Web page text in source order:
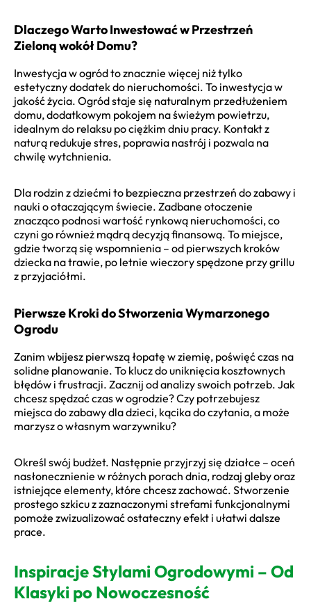
Dlaczego Warto Inwestować w Przestrzeń
Zieloną wokół Domu?
Inwestycja w ogród to znacznie więcej niż tylko
estetyczny dodatek do nieruchomości. To inwestycja w
jakość życia. Ogród staje się naturalnym przedłużeniem
domu, dodatkowym pokojem na świeżym powietrzu,
idealnym do relaksu po ciężkim dniu pracy. Kontakt z
naturą redukuje stres, poprawia nastrój i pozwala na
chwilę wytchnienia.
Dla rodzin z dziećmi to bezpieczna przestrzeń do zabawy i
nauki o otaczającym świecie. Zadbane otoczenie
znacząco podnosi wartość rynkową nieruchomości, co
czyni go również mądrą decyzją finansową. To miejsce,
gdzie tworzą się wspomnienia – od pierwszych kroków
dziecka na trawie, po letnie wieczory spędzone przy grillu
z przyjaciółmi.
Pierwsze Kroki do Stworzenia Wymarzonego
Ogrodu
Zanim wbijesz pierwszą łopatę w ziemię, poświęć czas na
solidne planowanie. To klucz do uniknięcia kosztownych
błędów i frustracji. Zacznij od analizy swoich potrzeb. Jak
chcesz spędzać czas w ogrodzie? Czy potrzebujesz
miejsca do zabawy dla dzieci, kącika do czytania, a może
marzysz o własnym warzywniku?
Określ swój budżet. Następnie przyjrzyj się działce – oceń
nasłonecznienie w różnych porach dnia, rodzaj gleby oraz
istniejące elementy, które chcesz zachować. Stworzenie
prostego szkicu z zaznaczonymi strefami funkcjonalnymi
pomoże zwizualizować ostateczny efekt i ułatwi dalsze
prace.
Inspiracje Stylami Ogrodowymi – Od
Klasyki po Nowoczesność